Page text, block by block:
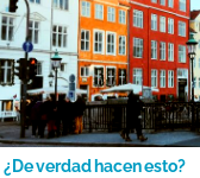
¿De verdad hacen esto?